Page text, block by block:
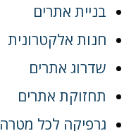
בניית אתרים
חנות אלקטרונית
שדרוג אתרים
תחזוקת אתרים
גרפיקה לכל מטרה